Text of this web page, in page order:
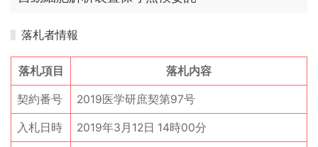
落札者情報
落札項目 落札内容
契約番号 2019医学研庶契第97号
入札日時 2019年3月12日 14時00分